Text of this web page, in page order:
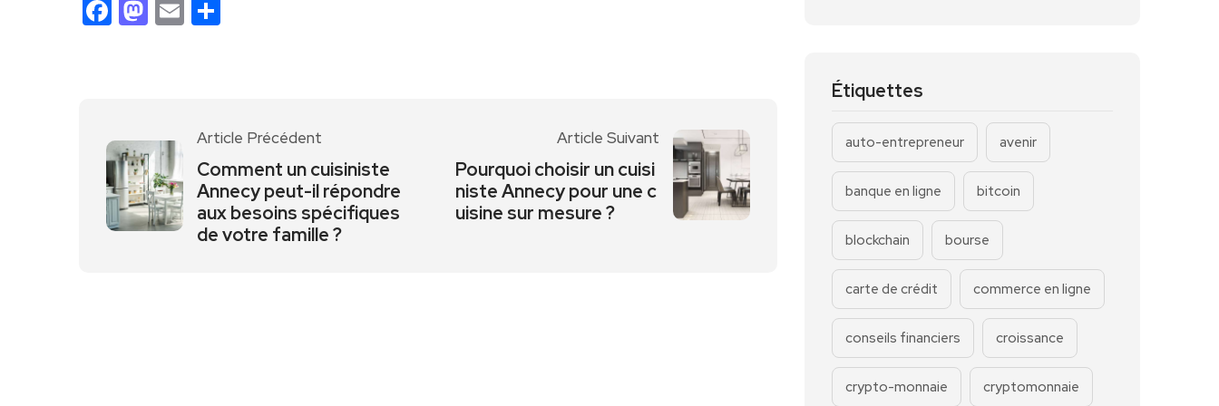
Facebook
Mastodon
Email
Article Précédent
Comment un cuisiniste
Annecy peut-il répondre
aux besoins spécifiques
de votre famille ?
Article Suivant
Pourquoi choisir un cuisi
niste Annecy pour une c
uisine sur mesure ?
Étiquettes
auto-entrepreneur avenir
banque en ligne bitcoin
blockchain bourse
carte de crédit commerce en ligne
conseils financiers croissance
crypto-monnaie cryptomonnaie